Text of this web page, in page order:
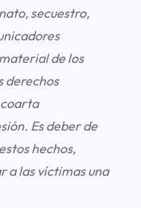
secuestro,
de los
derechos
Es deber de
hechos,
a las víctimas una